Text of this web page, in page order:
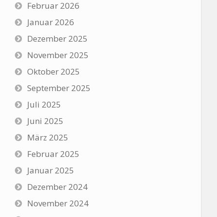
Februar 2026
Januar 2026
Dezember 2025
November 2025
Oktober 2025
September 2025
Juli 2025
Juni 2025
März 2025
Februar 2025
Januar 2025
Dezember 2024
November 2024